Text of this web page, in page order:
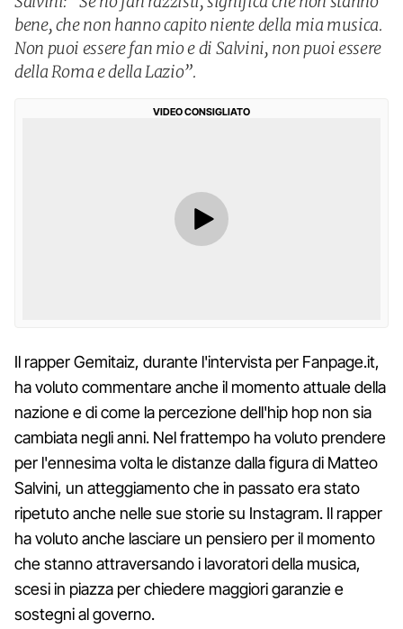
bene, che non hanno capito niente della mia musica.
Non puoi essere fan mio e di Salvini, non puoi essere
della Roma e della Lazio”.
VIDEO CONSIGLIATO
Il rapper Gemitaiz, durante l'intervista per Fanpage.it,
ha voluto commentare anche il momento attuale della
nazione e di come la percezione dell'hip hop non sia
cambiata negli anni. Nel frattempo ha voluto prendere
per l'ennesima volta le distanze dalla figura di Matteo
Salvini, un atteggiamento che in passato era stato
ripetuto anche nelle sue storie su Instagram. Il rapper
ha voluto anche lasciare un pensiero per il momento
che stanno attraversando i lavoratori della musica,
scesi in piazza per chiedere maggiori garanzie e
sostegni al governo.